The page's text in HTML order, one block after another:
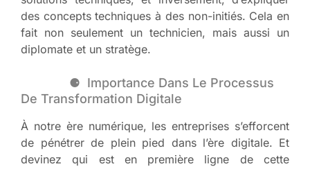
des concepts techniques à des non-initiés. Cela en
fait non seulement un technicien, mais aussi un
diplomate et un stratège.
Importance Dans Le Processus
De Transformation Digitale
À notre ère numérique, les entreprises s’efforcent
de pénétrer de plein pied dans l’ère digitale. Et
devinez qui est en première ligne de cette